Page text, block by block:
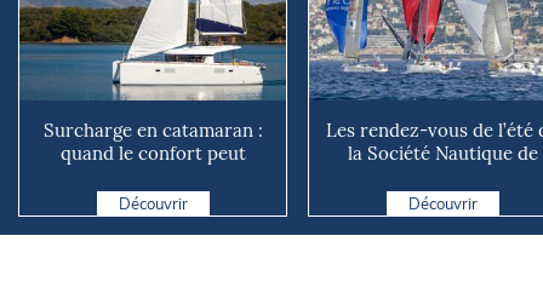
Surcharge en catamaran :
quand le confort peut
Découvrir
Les rendez-vous de l’été
la Société Nautique de
Découvrir